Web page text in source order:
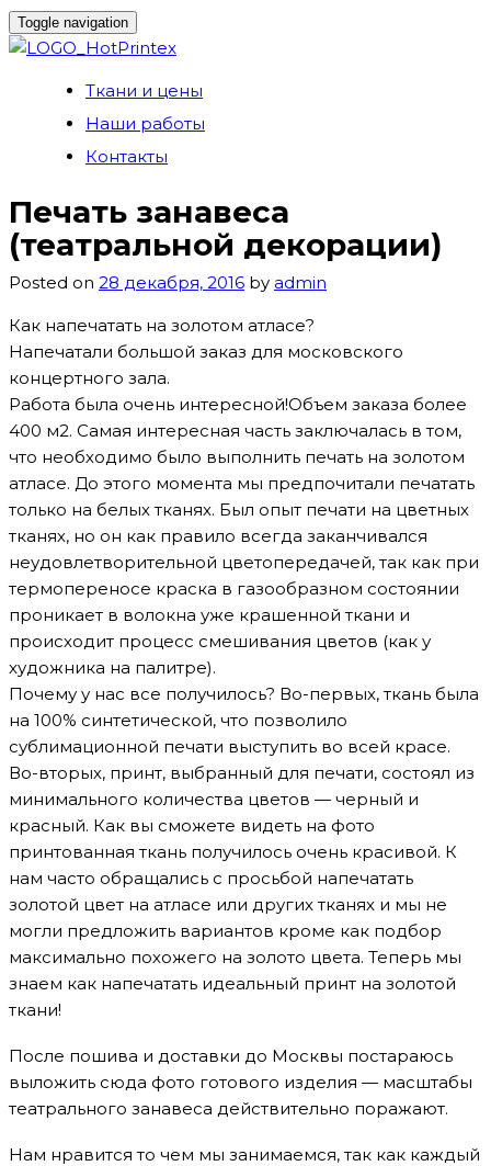
Toggle navigation
Ткани и цены
Наши работы
Контакты
Печать занавеса
(театральной декорации)
Posted on 28 декабря, 2016 by admin
Как напечатать на золотом атласе?
Напечатали большой заказ для московского
концертного зала.
Работа была очень интересной!Объем заказа более
400 м2. Самая интересная часть заключалась в том,
что необходимо было выполнить печать на золотом
атласе. До этого момента мы предпочитали печатать
только на белых тканях. Был опыт печати на цветных
тканях, но он как правило всегда заканчивался
неудовлетворительной цветопередачей, так как при
термопереносе краска в газообразном состоянии
проникает в волокна уже крашенной ткани и
происходит процесс смешивания цветов (как у
художника на палитре).
Почему у нас все получилось? Во-первых, ткань была
на 100% синтетической, что позволило
сублимационной печати выступить во всей красе.
Во-вторых, принт, выбранный для печати, состоял из
минимального количества цветов — черный и
красный. Как вы сможете видеть на фото
принтованная ткань получилось очень красивой. К
нам часто обращались с просьбой напечатать
золотой цвет на атласе или других тканях и мы не
могли предложить вариантов кроме как подбор
максимально похожего на золото цвета. Теперь мы
знаем как напечатать идеальный принт на золотой
ткани!
После пошива и доставки до Москвы постараюсь
выложить сюда фото готового изделия — масштабы
театрального занавеса действительно поражают.
Нам нравится то чем мы занимаемся, так как каждый